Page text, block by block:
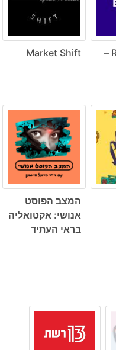
Radio Button –
Market Shift
המצב הפוסט
אנושי: אקטואליה
בראי העתיד